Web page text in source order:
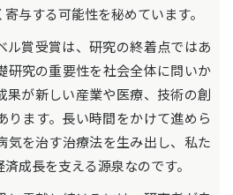
与する可能性を秘めています。
賞受賞は、研究の終着点ではあ
研究の重要性を社会全体に問いか
果が新しい産業や医療、技術の創
ります。長い時間をかけて進めら
気を治す治療法を生み出し、私た
成長を支える源泉なのです。